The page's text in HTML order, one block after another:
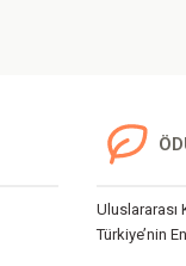
Uluslararası
Türkiye’nin